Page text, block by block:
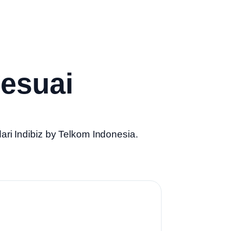
Indibiz by Telkom Indonesia.